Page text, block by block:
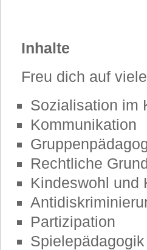
Inhalte
Freu dich auf
Sozialisation im
Kommunikation
Rechtliche
Kindeswohl und
Partizipation